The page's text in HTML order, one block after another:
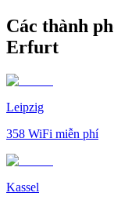
Các thành
Erfurt
Leipzig
358 WiFi miễn phí
Kassel